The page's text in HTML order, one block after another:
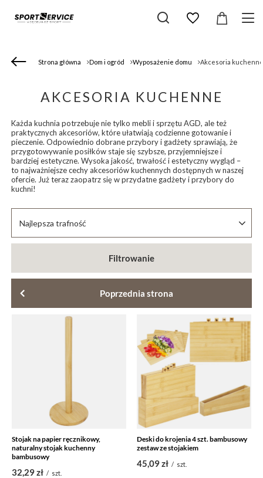
Strona główna Dom i ogród Wyposażenie domu Akcesoria
AKCESORIA KUCHENNE
Każda kuchnia potrzebuje nie tylko mebli i sprzętu AGD, ale też
praktycznych akcesoriów, które ułatwiają codzienne gotowanie i
pieczenie. Odpowiednio dobrane przybory i gadżety sprawiają, że
przygotowywanie posiłków staje się szybsze, przyjemniejsze i
bardziej estetyczne. Wysoka jakość, trwałość i estetyczny wygląd –
to najważniejsze cechy akcesoriów kuchennych dostępnych w naszej
ofercie. Już teraz zaopatrz się w przydatne gadżety i przybory do
kuchni!
Zmień sortowanie
Najlepsza trafność
Filtrowanie
Poprzednia strona
Stojak na papier ręcznikowy,
naturalny stojak kuchenny
bambusowy
32,29 zł / szt.
Deski do krojenia 4 szt. bambusowy
zestaw ze stojakiem
45,09 zł / szt.